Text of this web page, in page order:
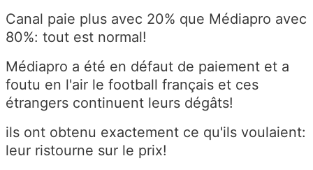
Canal paie plus avec 20% que Médiapro avec
80%: tout est normal!
Médiapro a été en défaut de paiement et a
foutu en l'air le football français et ces
étrangers continuent leurs dégâts!
ils ont obtenu exactement ce qu'ils voulaient:
leur ristourne sur le prix!